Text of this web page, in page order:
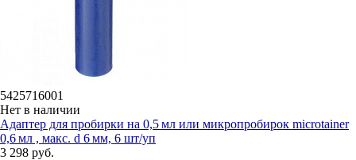
5425716001
Нет в наличии
Адаптер для пробирки на 0,5 мл или микропробирок microtainer
0,6 мл , макс. d 6 мм, 6 шт/уп
3 298 руб.